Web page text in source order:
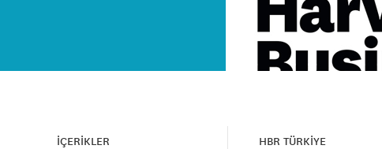
İÇERİKLER HBR TÜRKİYE